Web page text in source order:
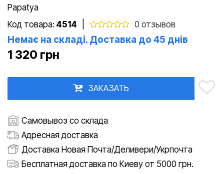
Papatya
Код товара: 4514 0 отзывов
Немає на складі. Доставка до 45 днів
1 320 грн
ЗАКАЗАТЬ
Самовывоз со склада
Адресная доставка
Доставка Новая Почта/Деливери/Укрпочта
Бесплатная доставка по Киеву от 5000 грн.